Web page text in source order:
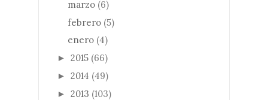
marzo (6)
febrero (5)
enero (4)
► 2015 (66)
► 2014 (49)
► 2013 (103)